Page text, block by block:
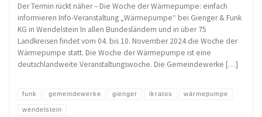
Der Termin rückt näher – Die Woche der Wärmepumpe: einfach
informieren Info-Veranstaltung „Wärmepumpe“ bei Gienger & Funk
KG in Wendelstein In allen Bundesländern und in über 75
Landkreisen findet vom 04. bis 10. November 2024 die Woche der
Wärmepumpe statt. Die Woche der Wärmepumpe ist eine
deutschlandweite Veranstaltungswoche. Die Gemeindewerke […]
funk gemeindewerke gienger ikratos wärmepumpe
wendelstein